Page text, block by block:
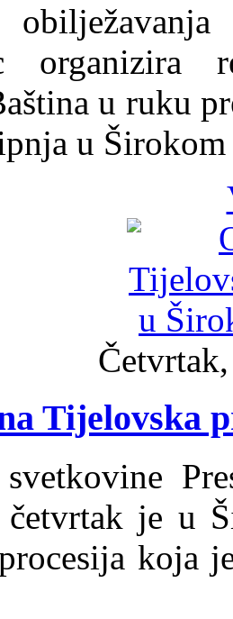
u ruku
u
Tijelovska
je u
koja